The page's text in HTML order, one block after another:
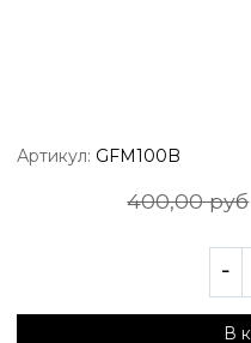
Артикул: GFM100B
400,00 руб
В